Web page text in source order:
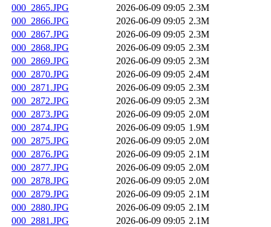
000_2865.JPG
2026-06-09 09:05 2.3M
000_2866.JPG
2026-06-09 09:05 2.3M
000_2867.JPG
2026-06-09 09:05 2.3M
000_2868.JPG
2026-06-09 09:05 2.3M
000_2869.JPG
2026-06-09 09:05 2.3M
000_2870.JPG
2026-06-09 09:05 2.4M
000_2871.JPG
2026-06-09 09:05 2.3M
000_2872.JPG
2026-06-09 09:05 2.3M
000_2873.JPG
2026-06-09 09:05 2.0M
000_2874.JPG
2026-06-09 09:05 1.9M
000_2875.JPG
2026-06-09 09:05 2.0M
000_2876.JPG
2026-06-09 09:05 2.1M
000_2877.JPG
2026-06-09 09:05 2.0M
000_2878.JPG
2026-06-09 09:05 2.0M
000_2879.JPG
2026-06-09 09:05 2.1M
000_2880.JPG
2026-06-09 09:05 2.1M
000_2881.JPG
2026-06-09 09:05 2.1M